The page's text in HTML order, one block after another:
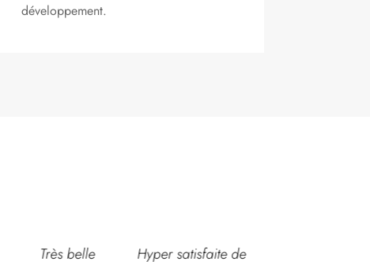
développement.
Hyper satisfaite de
Composition